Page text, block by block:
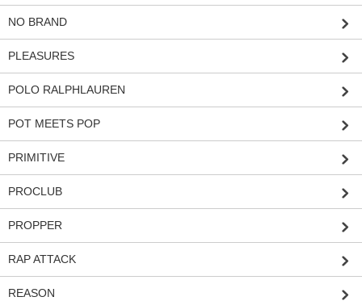
NO BRAND
PLEASURES
POLO RALPHLAUREN
POT MEETS POP
PRIMITIVE
PROCLUB
PROPPER
RAP ATTACK
REASON